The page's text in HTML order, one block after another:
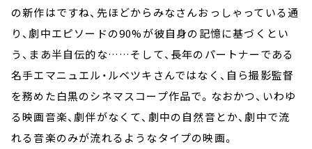
の新作はですね、先ほどからみなさんおっしゃっている通
り、劇中エピソードの90%が彼自身の記憶に基づくとい
う、まあ半自伝的な……そして、長年のパートナーである
名手エマニュエル・ルベツキさんではなく、自ら撮影監督
を務めた白黒のシネマスコープ作品で。なおかつ、いわゆ
る映画音楽、劇伴がなくて、劇中の自然音とか、劇中で流
れる音楽のみが流れるようなタイプの映画。